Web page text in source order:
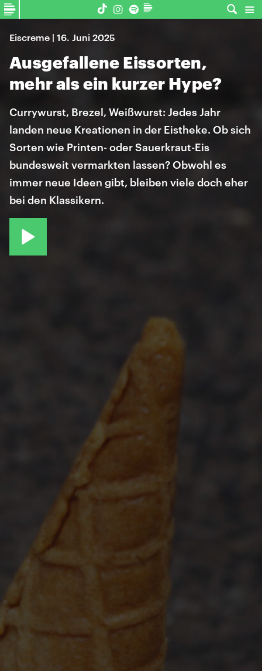
Eiscreme | 16. Juni 2025
Ausgefallene Eissorten,
mehr als ein kurzer Hype?
Currywurst, Brezel, Weißwurst: Jedes Jahr
landen neue Kreationen in der Eistheke. Ob sich
Sorten wie Printen- oder Sauerkraut-Eis
bundesweit vermarkten lassen? Obwohl es
immer neue Ideen gibt, bleiben viele doch eher
bei den Klassikern.